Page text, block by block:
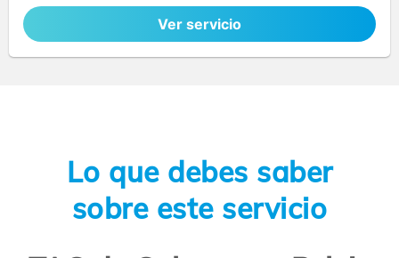
Ver servicio
Lo que debes saber
sobre este servicio